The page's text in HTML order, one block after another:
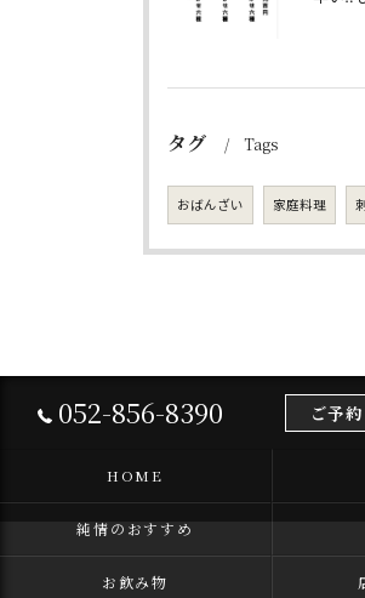
タグ Tags
おばんざい 家庭料理
052-856-8390 ご予
HOME
純情のおすすめ
お飲み物